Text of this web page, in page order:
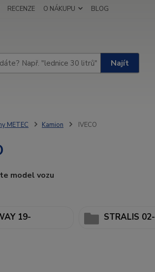
RECENZE O NÁKUPU BLOG
Najít
METEC Kamion IVECO
model vozu
19- STRALIS 02-